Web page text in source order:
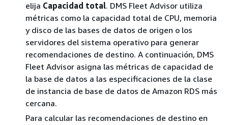
elija Capacidad total. DMS Fleet Advisor utiliza
métricas como la capacidad total de CPU, memoria
y disco de las bases de datos de origen o los
servidores del sistema operativo para generar
recomendaciones de destino. A continuación, DMS
Fleet Advisor asigna las métricas de capacidad de
la base de datos a las especificaciones de la clase
de instancia de base de datos de Amazon RDS más
cercana.
Para calcular las recomendaciones de destino en